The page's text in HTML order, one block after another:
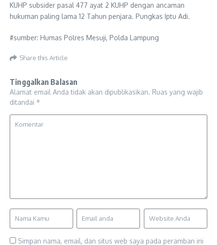
KUHP subsider pasal 477 ayat 2 KUHP dengan ancaman
hukuman paling lama 12 Tahun penjara. Pungkas Iptu Adi.
#sumber: Humas Polres Mesuji, Polda Lampung
Share this Article
Tinggalkan Balasan
Alamat email Anda tidak akan dipublikasikan. Ruas yang wajib
ditandai *
Simpan nama, email, dan situs web saya pada peramban ini